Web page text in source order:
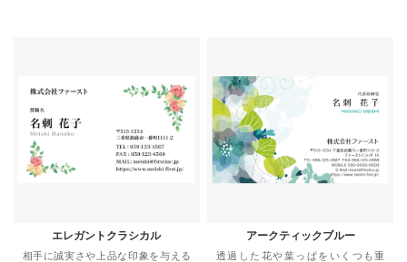
エレガントクラシカル
相手に誠実さや上品な印象を与える
アークティックブルー
透過した花や葉っぱをいくつも重